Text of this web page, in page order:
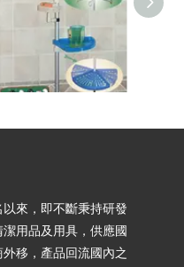
浴室架,廚房置物架,吸盤
式廚房架
來，即不斷秉持研發
用品及用具，供應國
移，產品回流國內之